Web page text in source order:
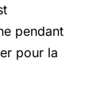
pendant
pour la